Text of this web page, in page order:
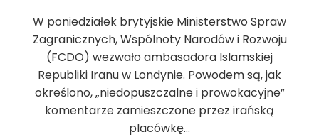
W poniedziałek brytyjskie Ministerstwo Spraw
Zagranicznych, Wspólnoty Narodów i Rozwoju
(FCDO) wezwało ambasadora Islamskiej
Republiki Iranu w Londynie. Powodem są, jak
określono, „niedopuszczalne i prowokacyjne”
komentarze zamieszczone przez irańską
placówkę…